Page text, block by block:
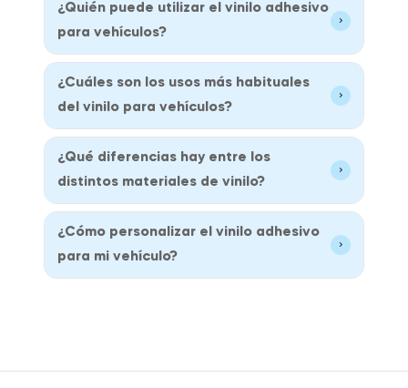
¿Quién puede utilizar el vinilo adhesivo
para vehículos?
›
¿Cuáles son los usos más habituales
del vinilo para vehículos?
›
¿Qué diferencias hay entre los
distintos materiales de vinilo?
›
¿Cómo personalizar el vinilo adhesivo
para mi vehículo?
›